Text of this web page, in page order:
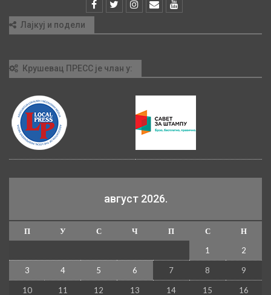
Лајкуј и подели
Крушевац ПРЕСС је члан у:
август 2026.
П У С Ч П С
Н
1
2
3 4 5 6 7 8 9
10 11 12 13 14 15 16